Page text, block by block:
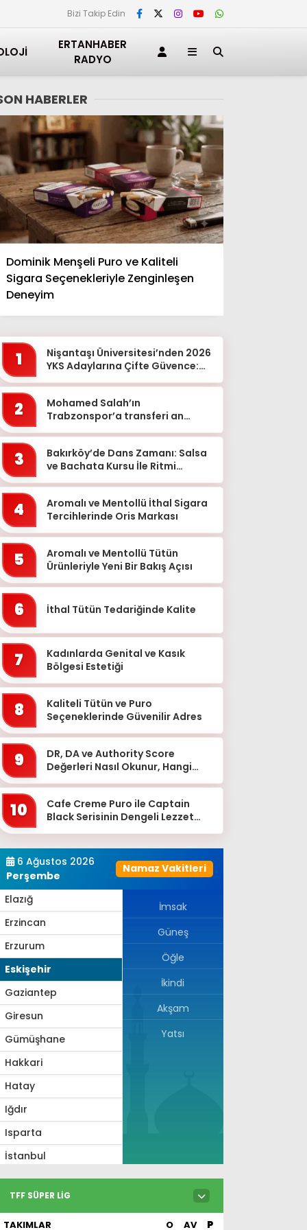
Bizi Takip Edin
ERTANHABER
RADYO
HABERLER
Dominik Menşeli Puro ve Kaliteli
Sigara Seçenekleriyle Zenginleşen
Deneyim
1
Nişantaşı Üniversitesi’nden 2026
YKS Adaylarına Çifte Güvence:
2
Mohamed Salah’ın
Trabzonspor’a transferi an
3
Bakırköy’de Dans Zamanı: Salsa
ve Bachata Kursu İle Ritmi
4
Aromalı ve Mentollü İthal Sigara
Tercihlerinde Oris Markası
5
Aromalı ve Mentollü Tütün
Ürünleriyle Yeni Bir Bakış Açısı
6 İthal Tütün Tedariğinde Kalite
7
Kadınlarda Genital ve Kasık
Bölgesi Estetiği
8
Kaliteli Tütün ve Puro
Seçeneklerinde Güvenilir Adres
9
DR, DA ve Authority Score
Değerleri Nasıl Okunur, Hangi
10
Cafe Creme Puro ile Captain
Black Serisinin Dengeli Lezzet
6 Ağustos 2026
Perşembe
Namaz Vakitleri
Adana
Adıyaman
Afyonkarahisar
Ağrı
Aksaray
Amasya
Ankara
Antalya
Ardahan
Artvin
Aydın
Balıkesir
Bartın
Batman
Bayburt
Bilecik
Bingöl
Bitlis
Bolu
Burdur
Bursa
Çanakkale
Çankırı
Çorum
Denizli
Diyarbakır
Düzce
Edirne
Elazığ
Erzincan
Erzurum
Eskişehir
Gaziantep
Giresun
Gümüşhane
Hakkari
Hatay
Iğdır
Isparta
İstanbul
İzmir
Kahramanmaraş
Karabük
İmsak
Güneş
Öğle
İkindi
Akşam
Yatsı
TFF SÜPER LIG
TAKIMLAR O AV P